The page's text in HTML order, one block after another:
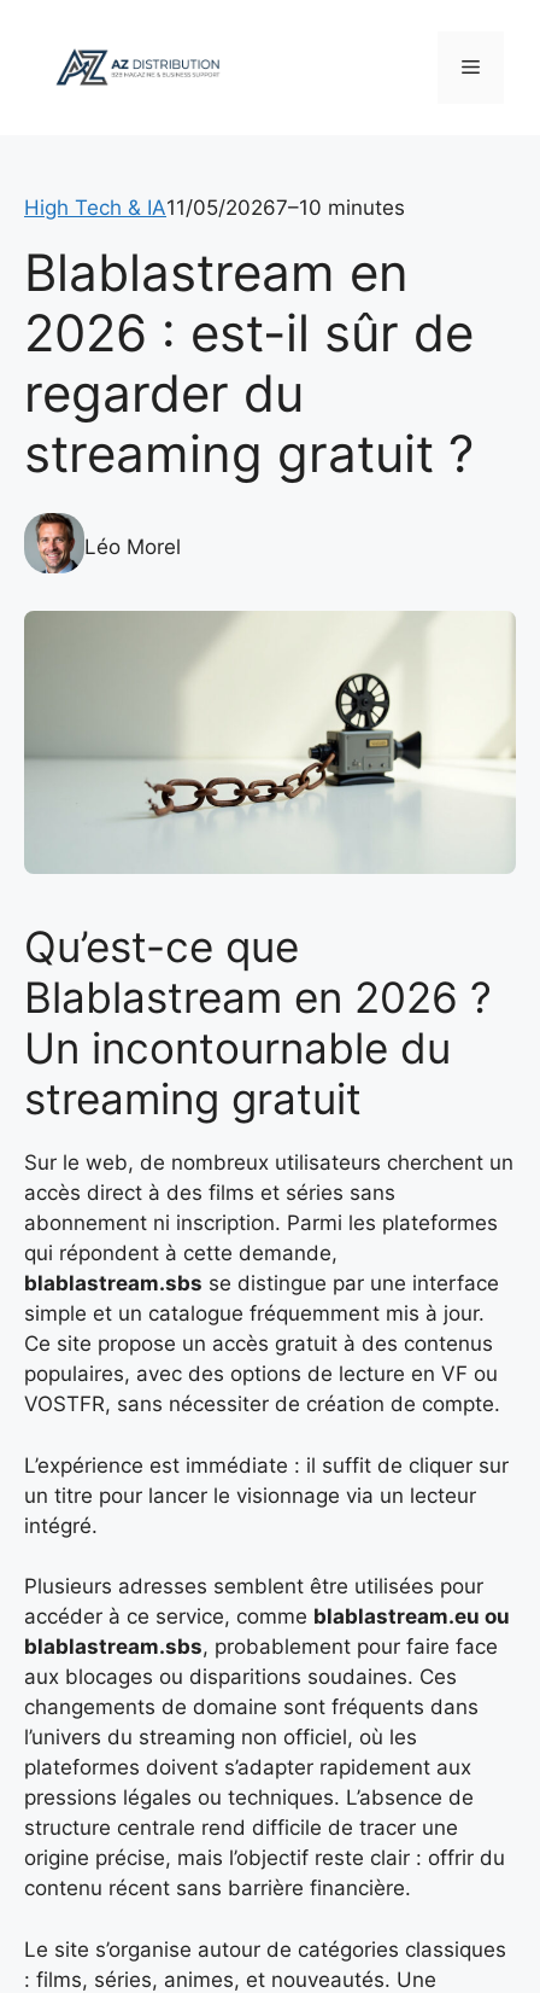
contenu
Menu
High Tech & IA11/05/20267–10 minutes
Blablastream en
2026 : est-il sûr de
regarder du
streaming gratuit ?
Léo Morel
Qu’est-ce que
Blablastream en 2026 ?
Un incontournable du
streaming gratuit
Sur le web, de nombreux utilisateurs cherchent un
accès direct à des films et séries sans
abonnement ni inscription. Parmi les plateformes
qui répondent à cette demande,
blablastream.sbs se distingue par une interface
simple et un catalogue fréquemment mis à jour.
Ce site propose un accès gratuit à des contenus
populaires, avec des options de lecture en VF ou
VOSTFR, sans nécessiter de création de compte.
L’expérience est immédiate : il suffit de cliquer sur
un titre pour lancer le visionnage via un lecteur
intégré.
Plusieurs adresses semblent être utilisées pour
accéder à ce service, comme blablastream.eu ou
blablastream.sbs, probablement pour faire face
aux blocages ou disparitions soudaines. Ces
changements de domaine sont fréquents dans
l’univers du streaming non officiel, où les
plateformes doivent s’adapter rapidement aux
pressions légales ou techniques. L’absence de
structure centrale rend difficile de tracer une
origine précise, mais l’objectif reste clair : offrir du
contenu récent sans barrière financière.
Le site s’organise autour de catégories classiques
: films, séries, animes, et nouveautés. Une